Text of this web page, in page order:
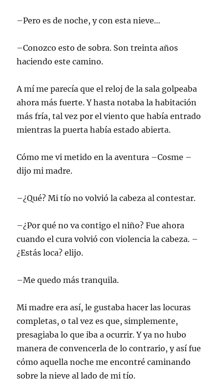
–Pero es de noche, y con esta nieve…
–Conozco esto de sobra. Son treinta años
haciendo este camino.
A mí me parecía que el reloj de la sala golpeaba
ahora más fuerte. Y hasta notaba la habitación
más fría, tal vez por el viento que había entrado
mientras la puerta había estado abierta.
Cómo me vi metido en la aventura –Cosme –
dijo mi madre.
–¿Qué? Mi tío no volvió la cabeza al contestar.
–¿Por qué no va contigo el niño? Fue ahora
cuando el cura volvió con violencia la cabeza. –
¿Estás loca? elijo.
–Me quedo más tranquila.
Mi madre era así, le gustaba hacer las locuras
completas, o tal vez es que, simplemente,
presagiaba lo que iba a ocurrir. Y ya no hubo
manera de convencerla de lo contrario, y así fue
cómo aquella noche me encontré caminando
sobre la nieve al lado de mi tío.